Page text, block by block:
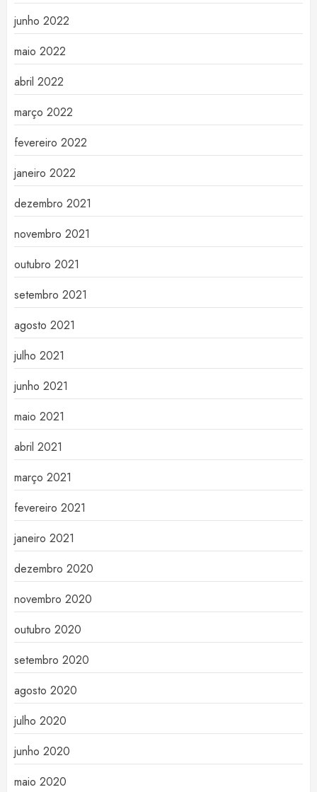
junho 2022
maio 2022
abril 2022
março 2022
fevereiro 2022
janeiro 2022
dezembro 2021
novembro 2021
outubro 2021
setembro 2021
agosto 2021
julho 2021
junho 2021
maio 2021
abril 2021
março 2021
fevereiro 2021
janeiro 2021
dezembro 2020
novembro 2020
outubro 2020
setembro 2020
agosto 2020
julho 2020
junho 2020
maio 2020